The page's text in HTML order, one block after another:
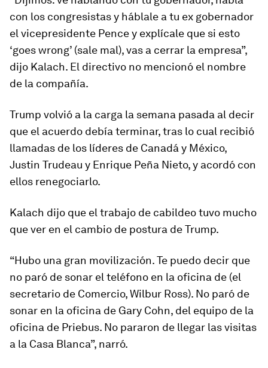
con los congresistas y háblale a tu ex gobernador
el vicepresidente Pence y explícale que si esto
‘goes wrong’ (sale mal), vas a cerrar la empresa”,
dijo Kalach. El directivo no mencionó el nombre
de la compañía.
Trump volvió a la carga la semana pasada al decir
que el acuerdo debía terminar, tras lo cual recibió
llamadas de los líderes de Canadá y México,
Justin Trudeau y Enrique Peña Nieto, y acordó con
ellos renegociarlo.
Kalach dijo que el trabajo de cabildeo tuvo mucho
que ver en el cambio de postura de Trump.
“Hubo una gran movilización. Te puedo decir que
no paró de sonar el teléfono en la oficina de (el
secretario de Comercio, Wilbur Ross). No paró de
sonar en la oficina de Gary Cohn, del equipo de la
oficina de Priebus. No pararon de llegar las visitas
a la Casa Blanca”, narró.